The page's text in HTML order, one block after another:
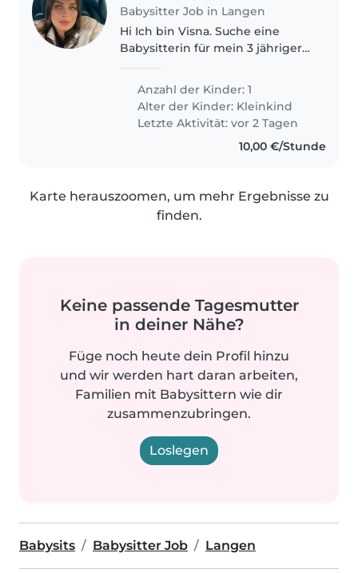
Babysitter Job in Langen
Hi Ich bin Visna. Suche eine
Babysitterin für mein 3 jähriger
sehr freundlich und Ruhig. Sie
kann bisschen Englisch und..
Anzahl der Kinder: 1
Alter der Kinder: Kleinkind
Letzte Aktivität: vor 2 Tagen
10,00 €/Stunde
Karte herauszoomen, um mehr Ergebnisse zu
finden.
Keine passende Tagesmutter
in deiner Nähe?
Füge noch heute dein Profil hinzu
und wir werden hart daran arbeiten,
Familien mit Babysittern wie dir
zusammenzubringen.
Loslegen
Babysits Babysitter Job Langen